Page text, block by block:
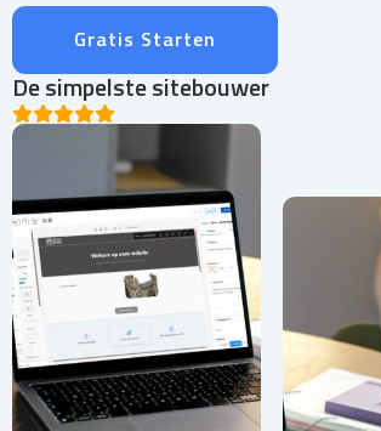
Gratis Starten
De simpelste sitebouwer